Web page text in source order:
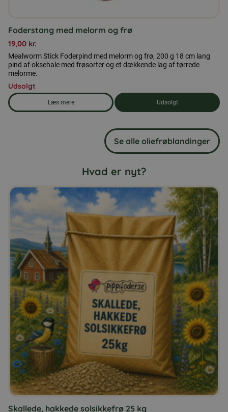
Foderstang med melorm og frø
19,00 kr.
Mealworm Stick Foderpind med melorm og frø, 200 g 18 cm lang
pind af oksehale med frøsorter og et dækkende lag af tørrede
melorme.
Udsolgt
Læs mere
om produkten Foderstang med melorm og frø
Udsolgt
Se alle oliefrøblandinger
Hvad er nyt?
Skallede, hakkede solsikkefrø 25 kg